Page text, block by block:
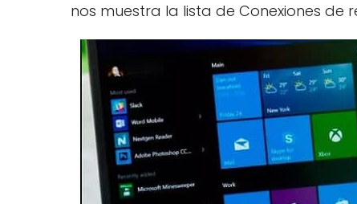
nos muestra la lista de Conexiones de